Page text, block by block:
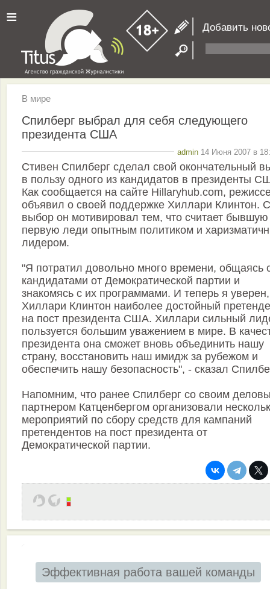
≡ Добавить
В мире
Спилберг выбрал для себя следующего
президента США
admin 14 Июня 2007 в
Стивен Спилберг сделал свой окончательный
в пользу одного из кандидатов в президенты
Как сообщается на сайте Hillaryhub.com,
объявил о своей поддержке Хиллари Клинтон.
выбор он мотивировал тем, что считает бывшую
первую леди опытным политиком и
лидером.
"Я потратил довольно много времени, общаясь
кандидатами от Демократической партии и
знакомясь с их программами. И теперь я
Хиллари Клинтон наиболее достойный
на пост президента США. Хиллари сильный
пользуется большим уважением в мире. В
президента она сможет вновь объединить нашу
страну, восстановить наш имидж за рубежом и
обеспечить нашу безопасность", - сказал
Напомним, что ранее Спилберг со своим
партнером Катценбергом организовали
мероприятий по сбору средств для кампаний
претендентов на пост президента от
Демократической партии.
Эффективная работа вашей команды